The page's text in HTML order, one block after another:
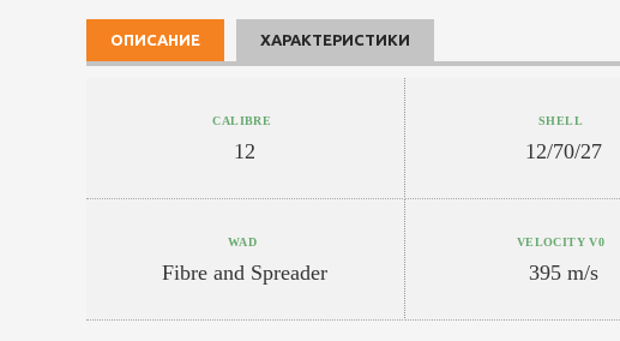
ОПИСАНИЕ ХАРАКТЕРИСТИКИ
CALIBRE
12
SHELL
12/70/27
WAD
Fibre and Spreader
VELOCITY V0
395 m/s